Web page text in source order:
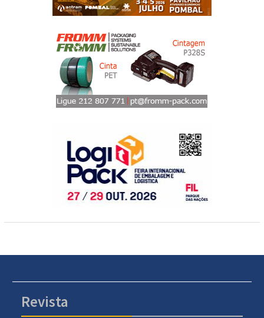
Revista